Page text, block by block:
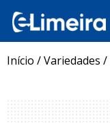
Início /Variedades /